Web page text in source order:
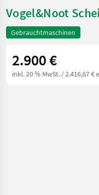
Vogel&Noot
Gebrauchtmaschinen
2.900 €
inkl. 20 % MwSt. / 2.416,67 €